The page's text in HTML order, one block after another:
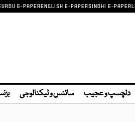
URDU E-PAPERENGLISH E-PAPERSINDHI E-PAPER
دلچسپ و عجیب سائنس و ٹیکنالوجی